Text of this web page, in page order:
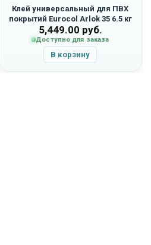
Клей универсальный для ПВХ
покрытий Eurocol Arlok 35 6.5 кг
5,449.00 руб.
Доступно для заказа
В корзину